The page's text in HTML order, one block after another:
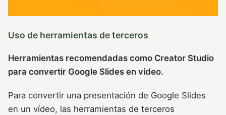
Uso de herramientas de terceros
Herramientas recomendadas como Creator Studio
para convertir Google Slides en vídeo.
Para convertir una presentación de Google Slides
en un vídeo, las herramientas de terceros